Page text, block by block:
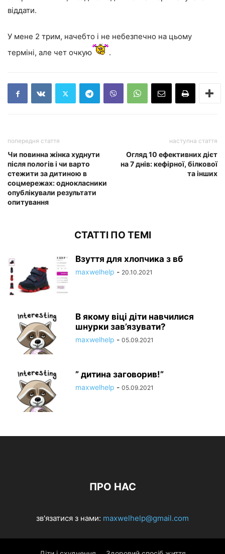
віддати.
У мене 2 трим, начебто і не небезпечно на цьому
терміні, але чет очкую
.
попередня стаття
Чи повинна жінка худнути
після пологів і чи варто
стежити за дитиною в
соцмережах: однокласники
опублікували результати
опитування
наступна стаття
Огляд 10 ефективних дієт
на 7 днів: кефірної, білкової
та інших
СТАТТІ ПО ТЕМІ
Взуття для хлопчика з вб
maxwelhelp - 20.10.2021
В якому віці діти навчилися
шнурки зав’язувати?
maxwelhelp - 05.09.2021
” дитина заговорив!”
maxwelhelp - 05.09.2021
ПРО НАС
зв'язатися з нами: maxwelhelp@gmail.com